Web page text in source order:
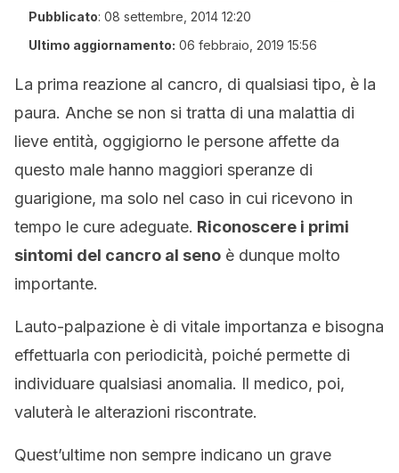
Pubblicato: 08 settembre, 2014 12:20
Ultimo aggiornamento: 06 febbraio, 2019 15:56
La prima reazione al cancro, di qualsiasi tipo, è la
paura. Anche se non si tratta di una malattia di
lieve entità, oggigiorno le persone affette da
questo male hanno maggiori speranze di
guarigione, ma solo nel caso in cui ricevono in
tempo le cure adeguate. Riconoscere i primi
sintomi del cancro al seno è dunque molto
importante.
Lauto-palpazione è di vitale importanza e bisogna
effettuarla con periodicità, poiché permette di
individuare qualsiasi anomalia. Il medico, poi,
valuterà le alterazioni riscontrate.
Quest’ultime non sempre indicano un grave